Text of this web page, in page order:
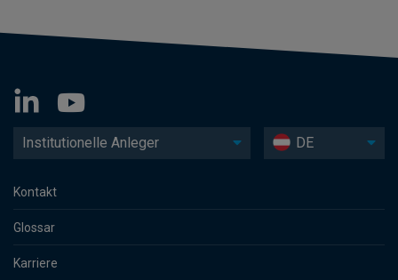
Institutionelle Anleger DE
Kontakt
Glossar
Karriere